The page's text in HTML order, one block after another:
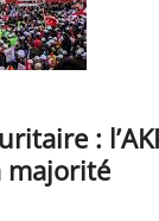
:
majorité